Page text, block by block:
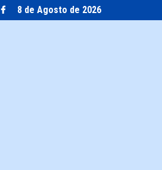
8 de Agosto de 2026